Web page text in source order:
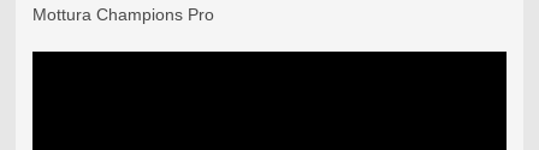
Mottura Champions Pro